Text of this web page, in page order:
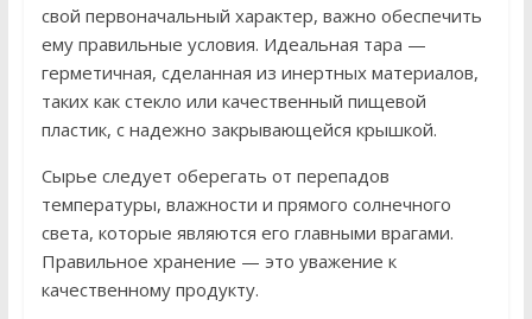
свой первоначальный характер, важно обеспечить
ему правильные условия. Идеальная тара —
герметичная, сделанная из инертных материалов,
таких как стекло или качественный пищевой
пластик, с надежно закрывающейся крышкой.
Сырье следует оберегать от перепадов
температуры, влажности и прямого солнечного
света, которые являются его главными врагами.
Правильное хранение — это уважение к
качественному продукту.